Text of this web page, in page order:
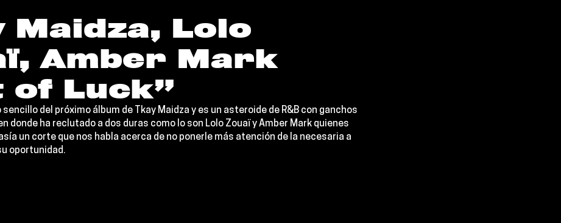
de la Semana Talento Mexa Semanal Álbumes de la Semana
Maidza, Lolo
Amber Mark
of Luck”
sencillo del próximo álbum de Tkay Maidza y es un asteroide de R&B con ganchos
donde ha reclutado a dos duras como lo son Lolo Zouaï y Amber Mark quienes
un corte que nos habla acerca de no ponerle más atención de la necesaria a
oportunidad.